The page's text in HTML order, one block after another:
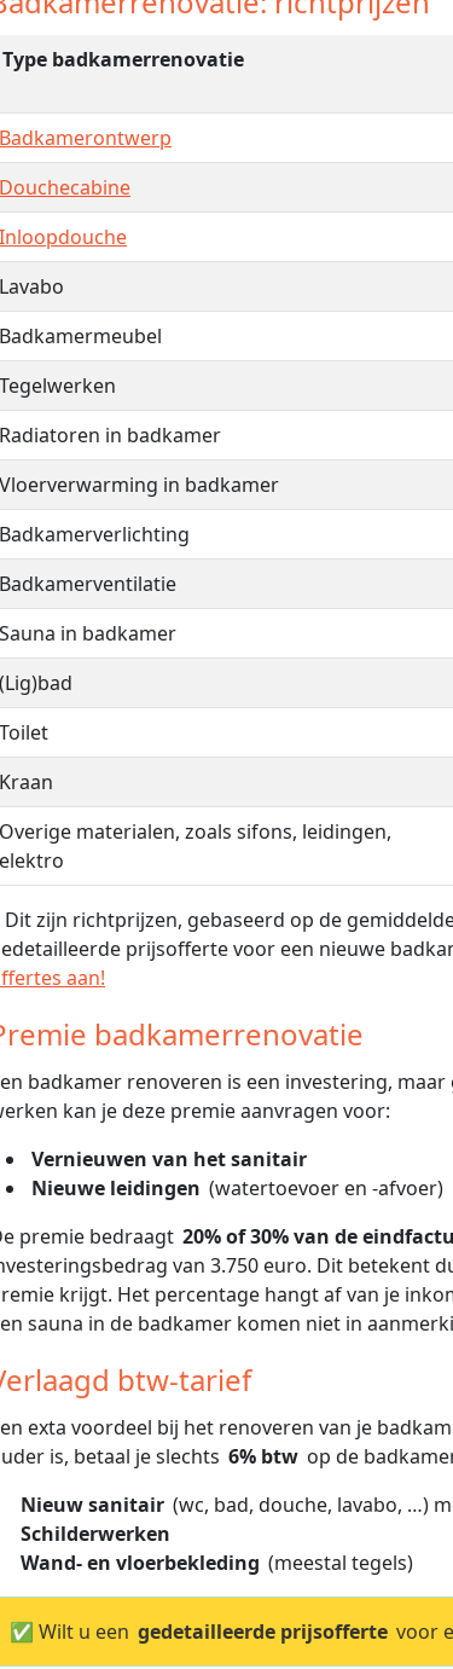
Type badkamerrenovatie
Badkamerontwerp
Douchecabine
Inloopdouche
Lavabo
Badkamermeubel
Tegelwerken
Radiatoren in badkamer
Vloerverwarming in badkamer
Badkamerverlichting
Badkamerventilatie
Sauna in badkamer
(Lig)bad
Toilet
Kraan
Overige materialen, zoals sifons, leidingen,
elektro
zijn richtprijzen, gebaseerd op de
prijsofferte voor een nieuwe
aan!
badkamerrenovatie
badkamer renoveren is een investering,
kan je deze premie aanvragen voor:
Vernieuwen van het sanitair
Nieuwe leidingen (watertoevoer en -afvoer)
premie bedraagt 20% of 30% van de
van 3.750 euro. Dit betekent
krijgt. Het percentage hangt af van je
sauna in de badkamer komen niet in
btw-tarief
exta voordeel bij het renoveren van je
is, betaal je slechts 6% btw op de
Nieuw sanitair (wc, bad, douche, lavabo, …)
Schilderwerken
Wand- en vloerbekleding (meestal tegels)
✅ Wilt u een gedetailleerde prijsofferte voor